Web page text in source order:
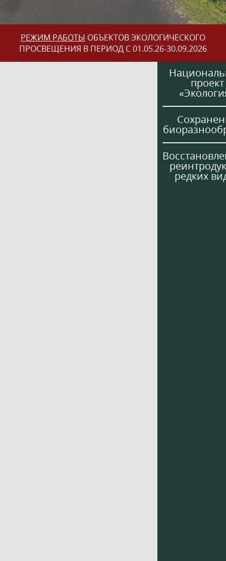
РЕЖИМ РАБОТЫ ОБЪЕКТОВ ЭКОЛОГИЧЕСКОГО
ПРОСВЕЩЕНИЯ В ПЕРИОД С 01.05.26-30.09.2026
проект
редких